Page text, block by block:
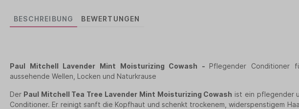
BESCHREIBUNG BEWERTUNGEN
Paul Mitchell Lavender Mint Moisturizing Cowash - Pflegender Conditioner
aussehende Wellen, Locken und Naturkrause
Der Paul Mitchell Tea Tree Lavender Mint Moisturizing Cowash ist ein pflegender
Conditioner. Er reinigt sanft die Kopfhaut und schenkt trockenem, widerspenstigem